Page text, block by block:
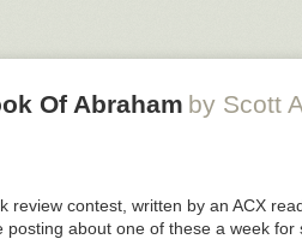
Of Abraham by Scott
review contest, written by an ACX
about one of these a week for